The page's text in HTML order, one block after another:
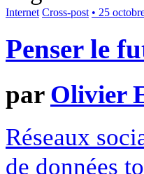
Internet Cross-post • 25
Penser le
par Olivier
Réseaux
de données